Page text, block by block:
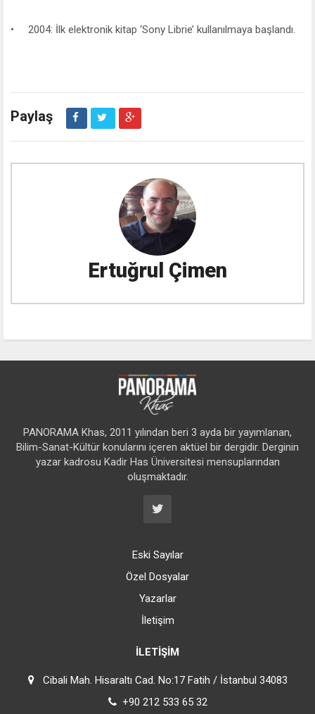
• 2004: İlk elektronik kitap ‘Sony Librie’ kullanılmaya başlandı.
Paylaş
Ertuğrul Çimen
PANORAMA Khas, 2011 yılından beri 3 ayda bir yayımlanan,
Bilim-Sanat-Kültür konularını içeren aktüel bir dergidir. Derginin
yazar kadrosu Kadir Has Üniversitesi mensuplarından
oluşmaktadır.
Eski Sayılar
Özel Dosyalar
Yazarlar
İletişim
İLETIŞIM
Cibali Mah. Hisaraltı Cad. No:17 Fatih / İstanbul 34083
+90 212 533 65 32